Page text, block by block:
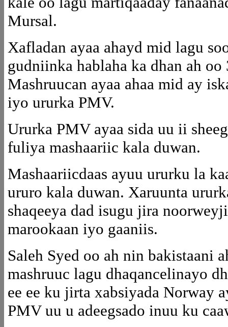
Mursal.
Xafladan ayaa ahayd mid lagu
gudniinka hablaha ka dhan ah oo
Mashruucan ayaa ahaa mid ay
iyo ururka PMV.
Ururka PMV ayaa sida uu ii
fuliya mashaariic kala duwan.
Mashaariicdaas ayuu ururku la
ururo kala duwan. Xaruunta
shaqeeya dad isugu jira
marookaan iyo gaaniis.
Saleh Syed oo ah nin bakistaani
mashruuc lagu dhaqancelinayo
ee ee ku jirta xabsiyada Norway
PMV uu u adeegsado inuu ku